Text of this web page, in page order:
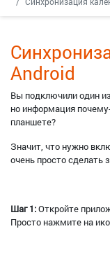
Android
Вы подключили один
но информация
планшете?
Значит, что нужно
очень просто сделать
Шаг 1:Откройте
Просто нажмите на